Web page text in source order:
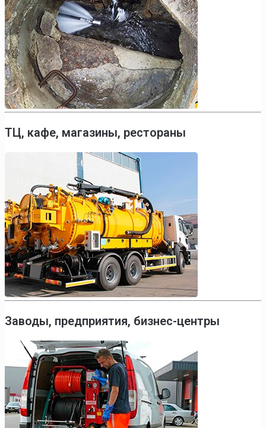
ТЦ, кафе, магазины, рестораны
Заводы, предприятия, бизнес-центры